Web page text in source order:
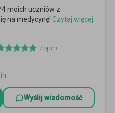
moich uczniów z
na medycynę! Czytaj więcej
7 opinii
Wyślij wiadomość